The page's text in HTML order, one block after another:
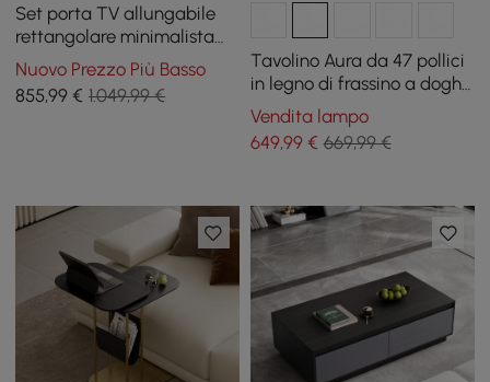
Set porta TV allungabile
rettangolare minimalista
bianco e noce e tavolino da
caffè con piano rialzato
Nuovo Prezzo Più Basso
855,99 € 1.049,99 €
Tavolino Aura da 47 pollici
in legno di frassino a doghe
con piano in pietra
sinterizzata
Vendita lampo
649,99€ 669,99 €